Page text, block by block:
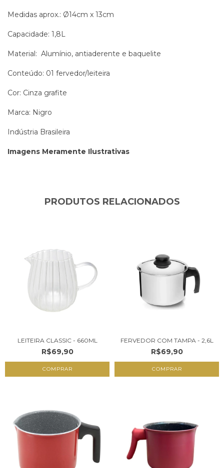
Medidas aprox.: Ø14cm x 13cm
Capacidade: 1,8L
Material: Alumínio, antiaderente e baquelite
Conteúdo: 01 fervedor/leiteira
Cor: Cinza grafite
Marca: Nigro
Indústria Brasileira
Imagens Meramente Ilustrativas
PRODUTOS RELACIONADOS
LEITEIRA CLASSIC - 660ML
R$69,90
FERVEDOR COM TAMPA - 2,6L
R$69,90